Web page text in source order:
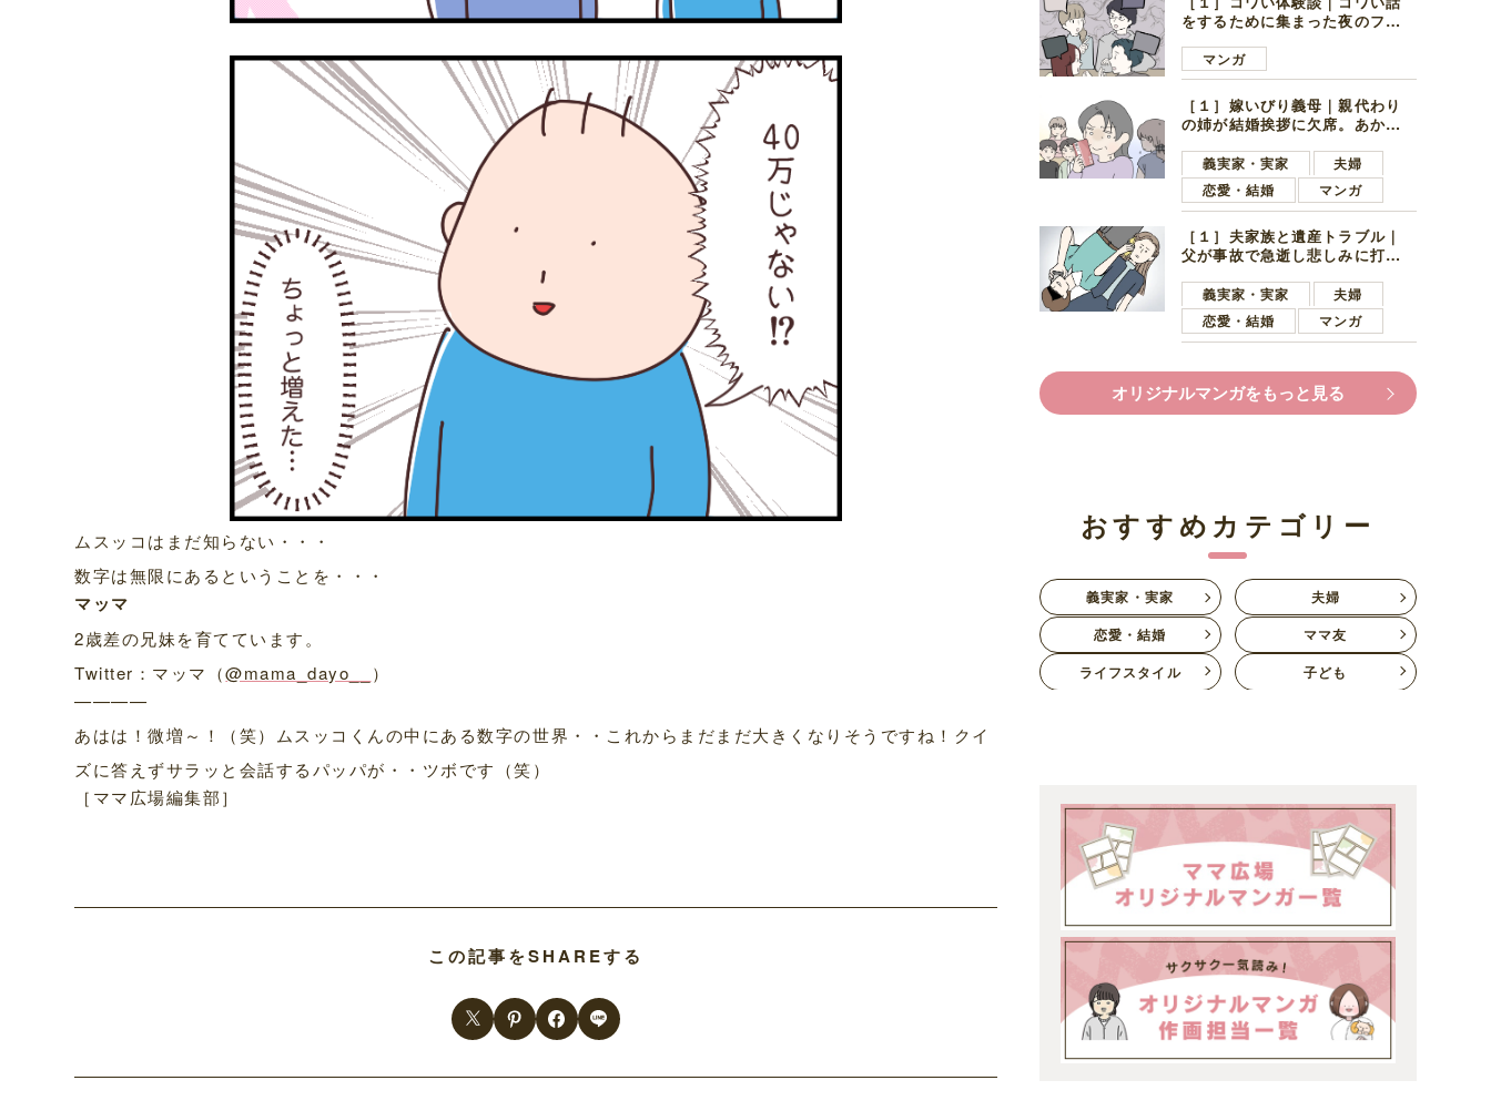
ムスッコはまだ知らない・・・
数字は無限にあるということを・・・
マッマ
2歳差の兄妹を育てています。
Twitter：マッマ（@mama_dayo__
）
————
あはは！微増～！（笑）ムスッコくんの中にある数字の世界・・これからまだまだ大きくなりそうですね！クイ
ズに答えずサラッと会話するパッパが・・ツボです（笑）
［ママ広場編集部］
この記事をSHAREする
をするために集まった夜のファ
好きの男の子ママ
マンガ
［１］嫁いびり義母｜親代わり
の姉が結婚挨拶に欠席。あから
義実家・実家
夫婦
恋愛・結婚
マンガ
［１］夫家族と遺産トラブル｜
父が事故で急逝し悲しみに打ち
ます夫
義実家・実家
夫婦
恋愛・結婚
マンガ
オリジナルマンガをもっと見る
おすすめカテゴリー
義実家・実家
夫婦
恋愛・結婚
ママ友
ライフスタイル
子ども